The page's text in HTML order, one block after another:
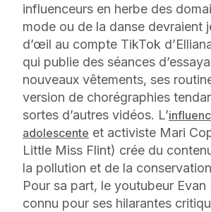
influenceurs en herbe des
mode ou de la danse devraient
d’œil au compte TikTok
qui publie des séances
nouveaux vêtements, ses
version de chorégraphies
sortes d’autres vidéos. L’
adolescente et activiste Mari
Little Miss Flint) crée du
la pollution et de la
Pour sa part, le youtubeur
connu pour ses hilarantes